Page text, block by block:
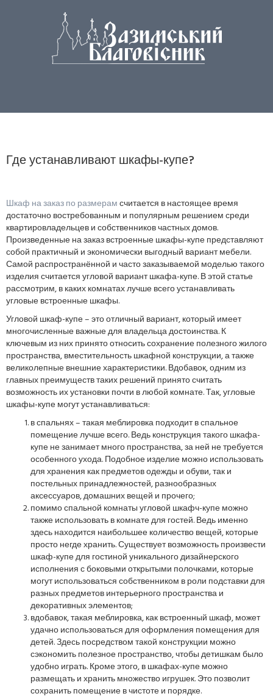
Где устанавливают шкафы-купе?
Шкаф на заказ по размерамсчитается в настоящее время
достаточно востребованным и популярным решением среди
квартировладельцев и собственников частных домов.
Произведенные на заказ встроенные шкафы-купе представляют
собой практичный и экономически выгодный вариант мебели.
Самой распространённой и часто заказываемой моделью такого
изделия считается угловой вариант шкафа-купе. В этой статье
рассмотрим, в каких комнатах лучше всего устанавливать
угловые встроенные шкафы.
Угловой шкаф-купе – это отличный вариант, который имеет
многочисленные важные для владельца достоинства. К
ключевым из них принято относить сохранение полезного жилого
пространства, вместительность шкафной конструкции, а также
великолепные внешние характеристики. Вдобавок, одним из
главных преимуществ таких решений принято считать
возможность их установки почти в любой комнате. Так, угловые
шкафы-купе могут устанавливаться:
в спальнях – такая меблировка подходит в спальное
помещение лучше всего. Ведь конструкция такого шкафа-
купе не занимает много пространства, за ней не требуется
особенного ухода. Подобное изделие можно использовать
для хранения как предметов одежды и обуви, так и
постельных принадлежностей, разнообразных
аксессуаров, домашних вещей и прочего;
помимо спальной комнаты угловой шкафч-купе можно
также использовать в комнате для гостей. Ведь именно
здесь находится наибольшее количество вещей, которые
просто негде хранить. Существует возможность произвести
шкаф-купе для гостиной уникального дизайнерского
исполнения с боковыми открытыми полочками, которые
могут использоваться собственником в роли подставки для
разных предметов интерьерного пространства и
декоративных элементов;
вдобавок, такая меблировка, как встроенный шкаф, может
удачно использоваться для оформления помещения для
детей. Здесь посредством такой конструкции можно
сэкономить полезное пространство, чтобы детишкам было
удобно играть. Кроме этого, в шкафах-купе можно
размещать и хранить множество игрушек. Это позволит
сохранить помещение в чистоте и порядке.